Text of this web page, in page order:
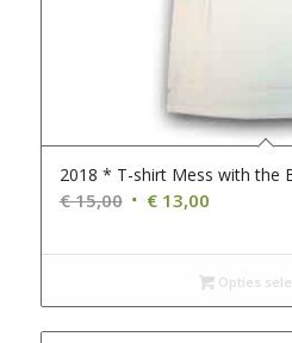
2018 * T-shirt Mess with the
€15,00 Oorspronkelijke
was:
€13,00Huidige
is:
€ 13,00.
Opties